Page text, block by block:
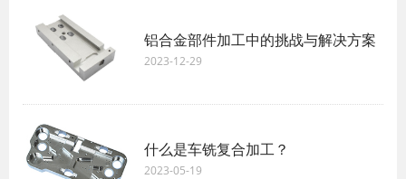
铝合金部件加工中的挑战与解决方案
2023-12-29
什么是车铣复合加工？
2023-05-19